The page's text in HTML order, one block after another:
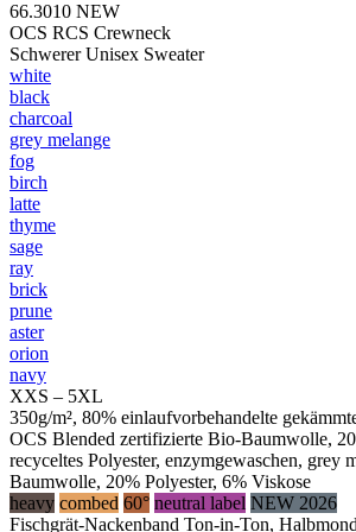
66.3010 NEW
OCS RCS Crewneck
Schwerer Unisex Sweater
white
black
charcoal
grey melange
fog
birch
latte
thyme
sage
ray
brick
prune
aster
orion
navy
XXS – 5XL
350g/m², 80% einlaufvorbehandelte
OCS Blended zertifizierte Bio-Baumwolle,
recyceltes Polyester, enzymgewaschen, grey
Baumwolle, 20% Polyester, 6% Viskose
heavy combed 60° neutral label NEW 2026
Fischgrät-Nackenband Ton-in-Ton,